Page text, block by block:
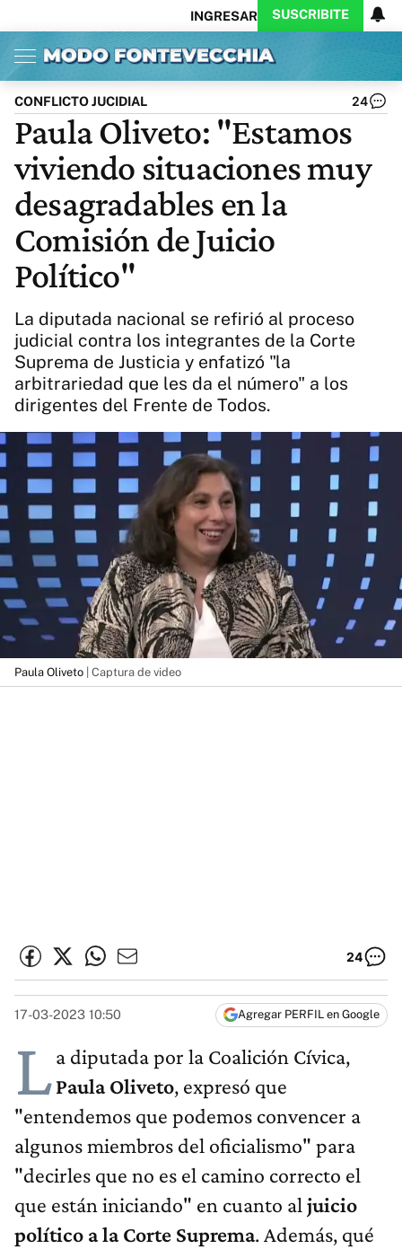
INGRESAR SUSCRIBITE
Inicio Ahora
Opinión
Política
Ciencia
Protagonistas
Cultura
Arte
Educación
Internacional
Clima
CARAS
Exitoina
Turismo
Videos
Córdoba
Reperfilar
Business
Noticias
Caras
Exitoina
Diario del Juicio
Actualidad
CONFLICTO JUCIDIAL 24
Paula Oliveto: "Estamos
viviendo situaciones muy
desagradables en la
Comisión de Juicio
Político"
La diputada nacional se refirió al proceso
judicial contra los integrantes de la Corte
Suprema de Justicia y enfatizó "la
arbitrariedad que les da el número" a los
dirigentes del Frente de Todos.
Paula Oliveto | Captura de video
24
17-03-2023 10:50 Agregar PERFIL en Google
La diputada por la Coalición Cívica,
Paula Oliveto, expresó que
"entendemos que podemos convencer a
algunos miembros del oficialismo" para
"decirles que no es el camino correcto el
que están iniciando" en cuanto al juicio
político a la Corte Suprema. Además, qué